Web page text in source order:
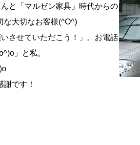
と「マルゼン家具」時代からの
な大切なお客様(^O^)
させていただこう！」。お電話
」と私。
です！